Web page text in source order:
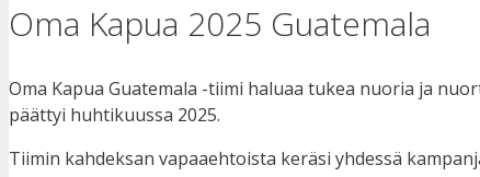
Oma Kapua 2025 Guatemala
Oma Kapua Guatemala -tiimi haluaa tukea nuoria ja
päättyi huhtikuussa 2025.
Tiimin kahdeksan vapaaehtoista keräsi yhdessä